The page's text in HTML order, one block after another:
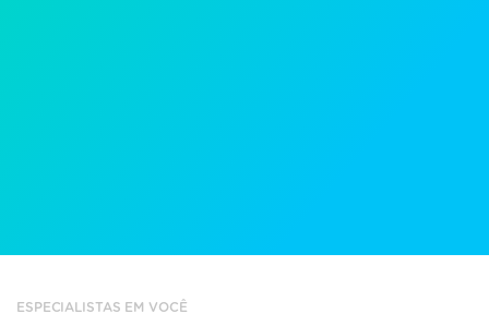
ESPECIALISTAS EM VOCÊ